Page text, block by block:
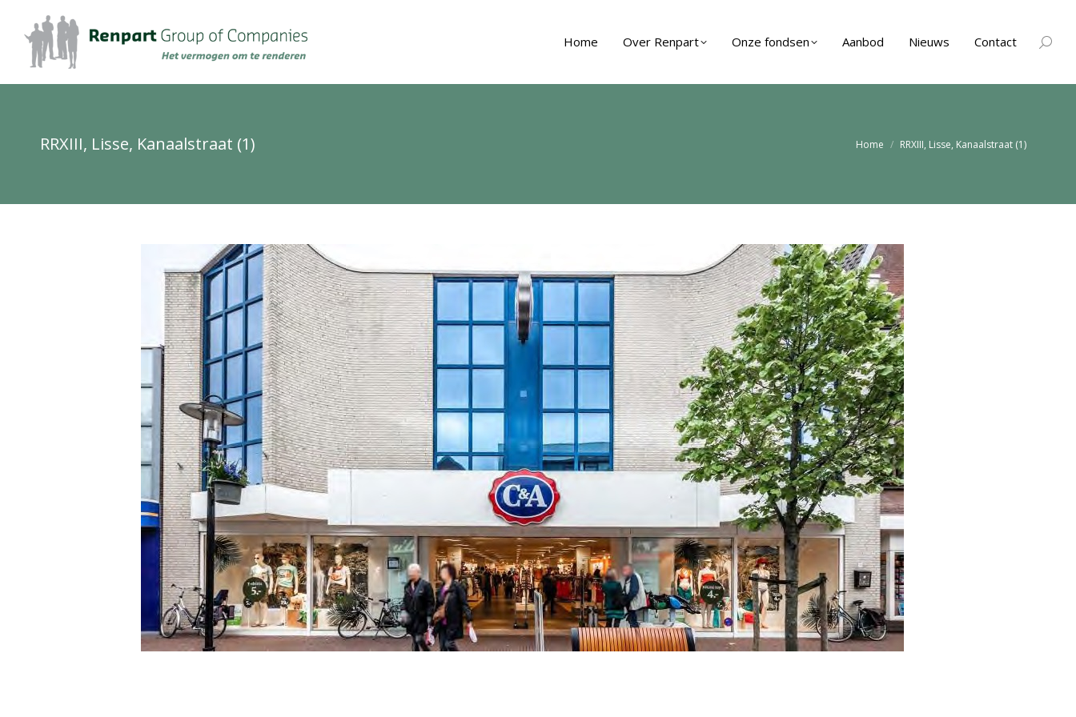
Home Over Renpart Onze fondsen Aanbod Nieuws Contact
RRXIII, Lisse, Kanaalstraat (1) Je bent hier:
Home RRXIII, Lisse, Kanaalstraat (1)